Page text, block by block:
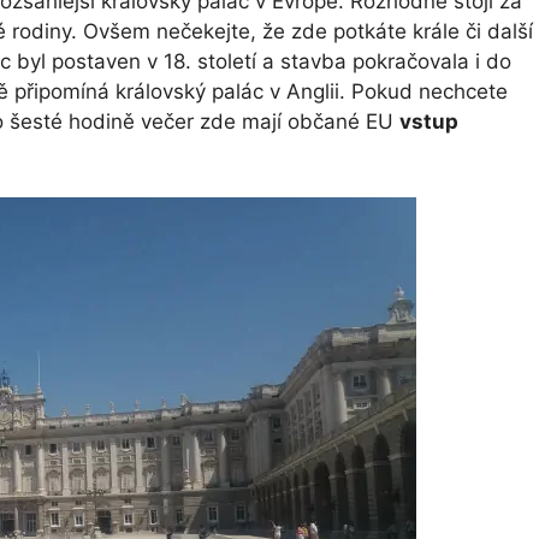
Ovšem nečekejte, že zde potkáte krále či další
byl postaven v 18. století a stavba pokračovala i do
královský palác v Anglii. Pokud nechcete
hodině večer zde mají občané EU vstup